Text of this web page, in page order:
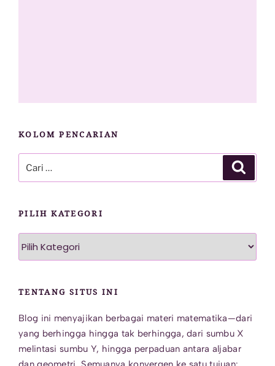
KOLOM PENCARIAN
PILIH KATEGORI
TENTANG SITUS INI
Blog ini menyajikan berbagai materi matematika—dari
yang berhingga hingga tak berhingga, dari sumbu X
melintasi sumbu Y, hingga perpaduan antara aljabar